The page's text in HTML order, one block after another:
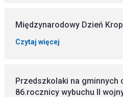
Międzynarodowy Dzień
Czytaj więcej
Przedszkolaki na gminnych
86.rocznicy wybuchu II